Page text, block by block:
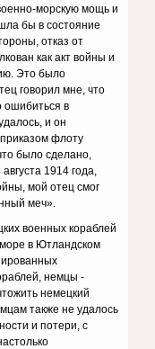
морскую мощь и
бы в состояние
отказ от
как акт войны и
Это было
говорил мне, что
ошибиться в
и он
флоту
было сделано,
1914 года,
мой отец смог
меч».
военных кораблей
в Ютландском
немцы -
немецкий
также не удалось
и потери, с